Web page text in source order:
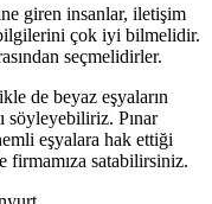
giren insanlar, iletişim
çok iyi bilmelidir.
seçmelidirler.
de beyaz eşyaların
söyleyebiliriz. Pınar
eşyalara hak ettiği
firmamıza satabilirsiniz.